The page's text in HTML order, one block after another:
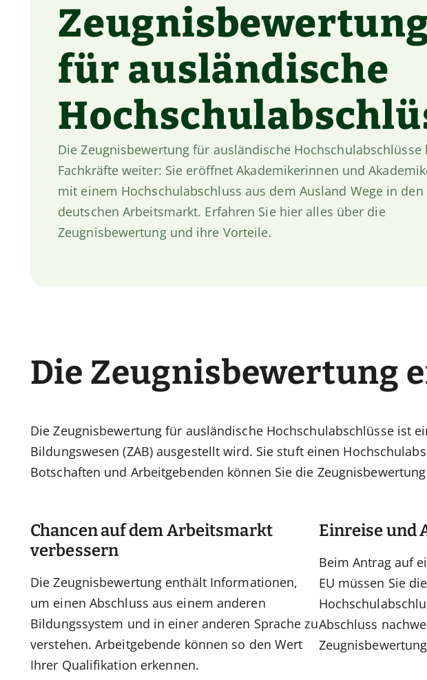
für ausländische
Die Zeugnisbewertung für ausländische Hochschulabschlüsse
Fachkräfte weiter: Sie eröffnet Akademikerinnen und
mit einem Hochschulabschluss aus dem Ausland Wege in den
deutschen Arbeitsmarkt. Erfahren Sie hier alles über die
Zeugnisbewertung und ihre Vorteile.
Die Zeugnisbewertung
Die Zeugnisbewertung für ausländische Hochschulabschlüsse ist
Bildungswesen (ZAB) ausgestellt wird. Sie stuft einen
Botschaften und Arbeitgebenden können Sie die
Chancen auf dem Arbeitsmarkt
verbessern
Die Zeugnisbewertung enthält Informationen,
um einen Abschluss aus einem anderen
Bildungssystem und in einer anderen Sprache zu
verstehen. Arbeitgebende können so den Wert
Ihrer Qualifikation erkennen.
Einreise und
Beim Antrag auf
EU müssen Sie
Abschluss